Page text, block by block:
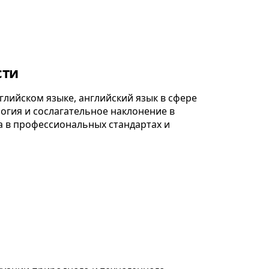
языке, английский язык в сфере
и сослагательное наклонение в
профессиональных стандартах и